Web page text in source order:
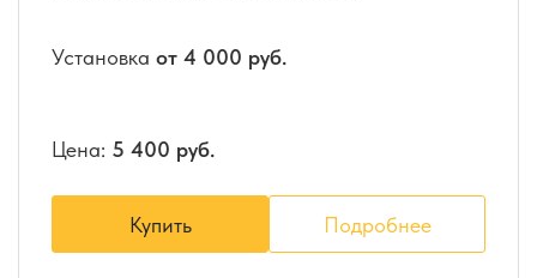
Установка от 4 000 руб.
Цена: 5 400 руб.
Купить Подробнее